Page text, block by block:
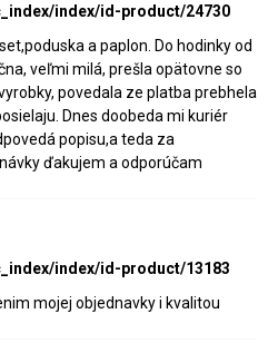
index/id-product/24730
a paplon. Do hodinky od
veľmi milá, prešla opätovne so
povedala ze platba prebhela
Dnes doobeda mi kuriér
popisu,a teda za
ďakujem a odporúčam
index/id-product/13183
mojej objednavky i kvalitou